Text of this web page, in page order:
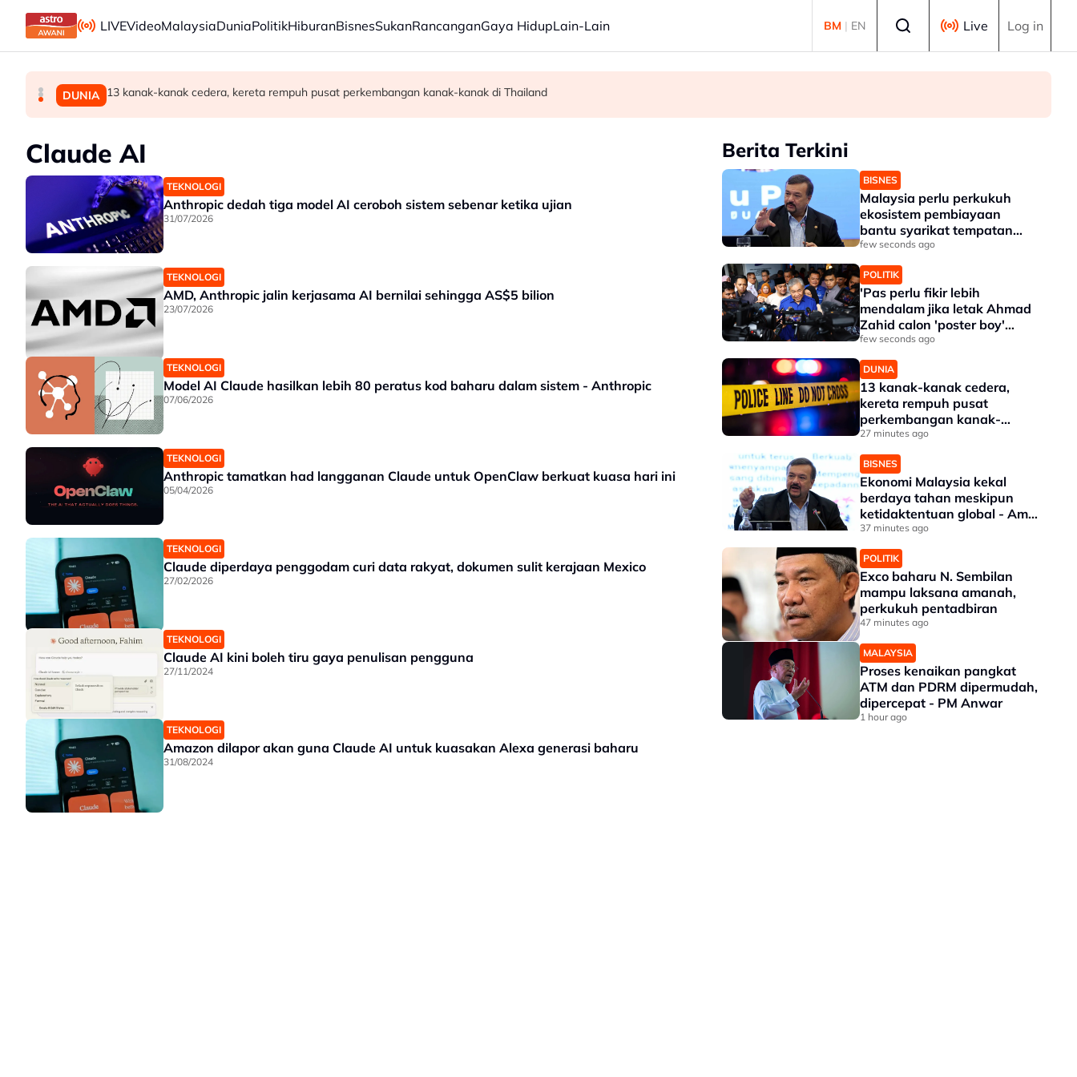
Skip to main content
LIVEVideoMalaysiaDuniaPolitikHiburanBisnesSukanRancanganGaya HidupLain-Lain BM | EN Live Log in
BISNES Malaysia perlu perkukuh ekosistem pembiayaan bantu syarikat tempatan berkembang -- Amir Hamzah
POLITIK 'Pas perlu fikir lebih mendalam jika letak Ahmad Zahid calon 'poster boy' PRU16' - Aktivis
DUNIA 13 kanak-kanak cedera, kereta rempuh pusat perkembangan kanak-kanak di Thailand
Claude AI
TEKNOLOGI
Anthropic dedah tiga model AI ceroboh sistem sebenar ketika ujian
31/07/2026
TEKNOLOGI
AMD, Anthropic jalin kerjasama AI bernilai sehingga AS$5 bilion
23/07/2026
TEKNOLOGI
Model AI Claude hasilkan lebih 80 peratus kod baharu dalam sistem - Anthropic
07/06/2026
TEKNOLOGI
Anthropic tamatkan had langganan Claude untuk OpenClaw berkuat kuasa hari ini
05/04/2026
TEKNOLOGI
Claude diperdaya penggodam curi data rakyat, dokumen sulit kerajaan Mexico
27/02/2026
TEKNOLOGI
Claude AI kini boleh tiru gaya penulisan pengguna
27/11/2024
TEKNOLOGI
Amazon dilapor akan guna Claude AI untuk kuasakan Alexa generasi baharu
31/08/2024
Berita Terkini
BISNES
Malaysia perlu perkukuh
ekosistem pembiayaan
bantu syarikat tempatan
berkembang -- Amir
Hamzah
few seconds ago
POLITIK
'Pas perlu fikir lebih
mendalam jika letak Ahmad
Zahid calon 'poster boy'
PRU16' - Aktivis
few seconds ago
DUNIA
13 kanak-kanak cedera,
kereta rempuh pusat
perkembangan kanak-
kanak di Thailand
27 minutes ago
BISNES
Ekonomi Malaysia kekal
berdaya tahan meskipun
ketidaktentuan global - Amir
Hamzah
37 minutes ago
POLITIK
Exco baharu N. Sembilan
mampu laksana amanah,
perkukuh pentadbiran
47 minutes ago
MALAYSIA
Proses kenaikan pangkat
ATM dan PDRM dipermudah,
dipercepat - PM Anwar
1 hour ago